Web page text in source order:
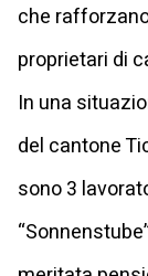
che
proprietari di
In una
del cantone
sono 3